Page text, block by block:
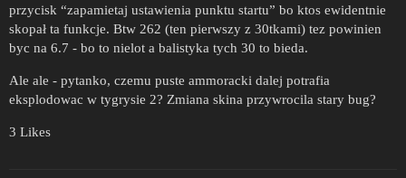
przycisk “zapamietaj ustawienia punktu startu” bo ktos ewidentnie
skopał ta funkcje. Btw 262 (ten pierwszy z 30tkami) tez powinien
byc na 6.7 - bo to nielot a balistyka tych 30 to bieda.
Ale ale - pytanko, czemu puste ammoracki dalej potrafia
eksplodowac w tygrysie 2? Zmiana skina przywrocila stary bug?
3 Likes